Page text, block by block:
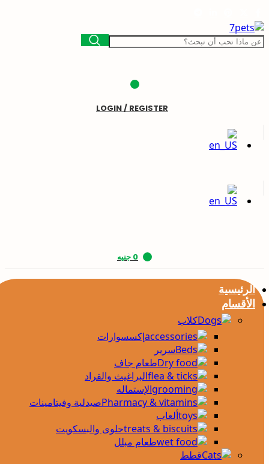
LOGIN / REGISTER
0 جنيه
الرئيسية
الأقسام
كلاب
إكسسوارات
سرير
طعام جاف
البراغيث والقراد
الإستماله
صيدلية وفيتامينات
ألعاب
حلوى والبسكويت
طعام مبلل
قطط